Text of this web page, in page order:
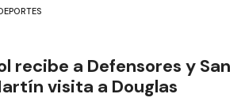
recibe a Defensores y San
visita a Douglas